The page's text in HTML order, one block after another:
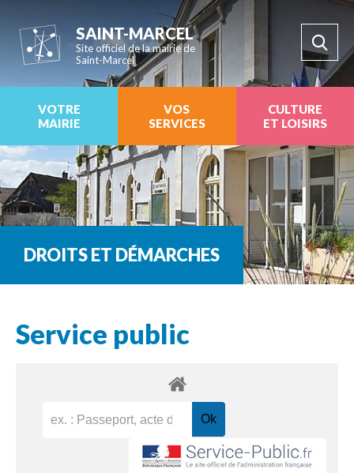
SAINT-MARCEL
Site officiel de la mairie de
Saint-Marcel
VOTRE
MAIRIE
VOS
SERVICES
CULTURE
ET LOISIRS
DROITS ET DÉMARCHES
Service public